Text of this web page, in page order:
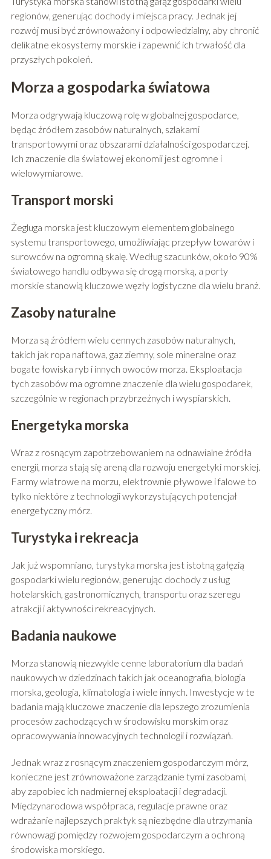
regionów, generując dochody i miejsca pracy. Jednak jej
rozwój musi być zrównoważony i odpowiedzialny, aby chronić
delikatne ekosystemy morskie i zapewnić ich trwałość dla
przyszłych pokoleń.
Morza a gospodarka światowa
Morza odgrywają kluczową rolę w globalnej gospodarce,
będąc źródłem zasobów naturalnych, szlakami
transportowymi oraz obszarami działalności gospodarczej.
Ich znaczenie dla światowej ekonomii jest ogromne i
wielowymiarowe.
Transport morski
Żegluga morska jest kluczowym elementem globalnego
systemu transportowego, umożliwiając przepływ towarów i
surowców na ogromną skalę. Według szacunków, około 90%
światowego handlu odbywa się drogą morską, a porty
morskie stanowią kluczowe węzły logistyczne dla wielu branż.
Zasoby naturalne
Morza są źródłem wielu cennych zasobów naturalnych,
takich jak ropa naftowa, gaz ziemny, sole mineralne oraz
bogate łowiska ryb i innych owoców morza. Eksploatacja
tych zasobów ma ogromne znaczenie dla wielu gospodarek,
szczególnie w regionach przybrzeżnych i wyspiarskich.
Energetyka morska
Wraz z rosnącym zapotrzebowaniem na odnawialne źródła
energii, morza stają się areną dla rozwoju energetyki morskiej.
Farmy wiatrowe na morzu, elektrownie pływowe i falowe to
tylko niektóre z technologii wykorzystujących potencjał
energetyczny mórz.
Turystyka i rekreacja
Jak już wspomniano, turystyka morska jest istotną gałęzią
gospodarki wielu regionów, generując dochody z usług
hotelarskich, gastronomicznych, transportu oraz szeregu
atrakcji i aktywności rekreacyjnych.
Badania naukowe
Morza stanowią niezwykle cenne laboratorium dla badań
naukowych w dziedzinach takich jak oceanografia, biologia
morska, geologia, klimatologia i wiele innych. Inwestycje w te
badania mają kluczowe znaczenie dla lepszego zrozumienia
procesów zachodzących w środowisku morskim oraz
opracowywania innowacyjnych technologii i rozwiązań.
Jednak wraz z rosnącym znaczeniem gospodarczym mórz,
konieczne jest zrównoważone zarządzanie tymi zasobami,
aby zapobiec ich nadmiernej eksploatacji i degradacji.
Międzynarodowa współpraca, regulacje prawne oraz
wdrażanie najlepszych praktyk są niezbędne dla utrzymania
równowagi pomiędzy rozwojem gospodarczym a ochroną
środowiska morskiego.